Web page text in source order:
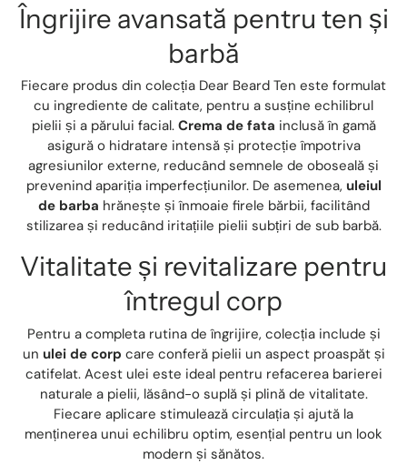
Îngrijire avansată pentru ten și
barbă
Fiecare produs din colecția Dear Beard Ten este formulat
cu ingrediente de calitate, pentru a susține echilibrul
pielii și a părului facial. Crema de fata inclusă în gamă
asigură o hidratare intensă și protecție împotriva
agresiunilor externe, reducând semnele de oboseală și
prevenind apariția imperfecțiunilor. De asemenea, uleiul
de barba hrănește și înmoaie firele bărbii, facilitând
stilizarea și reducând iritațiile pielii subțiri de sub barbă.
Vitalitate și revitalizare pentru
întregul corp
Pentru a completa rutina de îngrijire, colecția include și
un ulei de corp care conferă pielii un aspect proaspăt și
catifelat. Acest ulei este ideal pentru refacerea barierei
naturale a pielii, lăsând-o suplă și plină de vitalitate.
Fiecare aplicare stimulează circulația și ajută la
menținerea unui echilibru optim, esențial pentru un look
modern și sănătos.